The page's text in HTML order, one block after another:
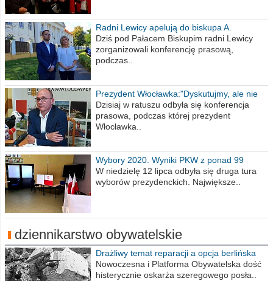
Radni Lewicy apelują do biskupa A.
Wiesława Meringa
Dziś pod Pałacem Biskupim radni Lewicy
zorganizowali konferencję prasową,
podczas..
Prezydent Włocławka:"Dyskutujmy, ale nie
obrażajmy się”
Dzisiaj w ratuszu odbyła się konferencja
prasowa, podczas której prezydent
Włocławka..
Wybory 2020. Wyniki PKW z ponad 99
procent obwodów
W niedzielę 12 lipca odbyła się druga tura
wyborów prezydenckich. Największe..
dziennikarstwo obywatelskie
Drażliwy temat reparacji a opcja berlińska
Nowoczesna i Platforma Obywatelska dość
histerycznie oskarża szeregowego posła..